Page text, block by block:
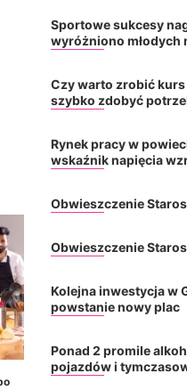
Sportowe sukcesy
wyróżniono młodych
Czy warto zrobić
szybko zdobyć
Rynek pracy w
wskaźnik napięcia
Obwieszczenie
Obwieszczenie
Kolejna inwestycja w
powstanie nowy plac
Ponad 2 promile
pojazdów i